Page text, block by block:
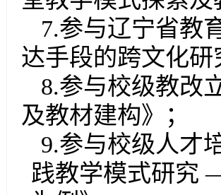
7.参与辽宁省教
达手段的跨文化研
8.参与校级教改
及教材建构》；
9.参与校级人才
践教学模式研究